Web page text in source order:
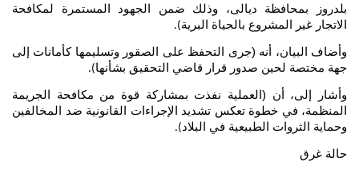
بلدروز بمحافظة ديالى، وذلك ضمن الجهود المستمرة لمكافحة
الاتجار غير المشروع بالحياة البرية).
وأضاف البيان، أنه (جرى التحفظ على الصقور وتسليمها كأمانات إلى
جهة مختصة لحين صدور قرار قاضي التحقيق بشأنها).
وأشار إلى، أن (العملية نفذت بمشاركة قوة من مكافحة الجريمة
المنظمة، في خطوة تعكس تشديد الإجراءات القانونية ضد المخالفين
وحماية الثروات الطبيعية في البلاد).
حالة غرق